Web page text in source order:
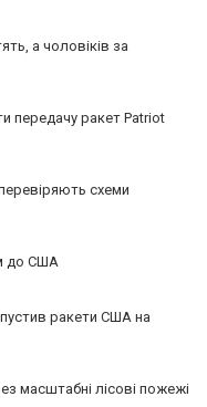
а чоловіків за
передачу ракет Patriot
схеми
до США
ракети США на
масштабні лісові пожежі